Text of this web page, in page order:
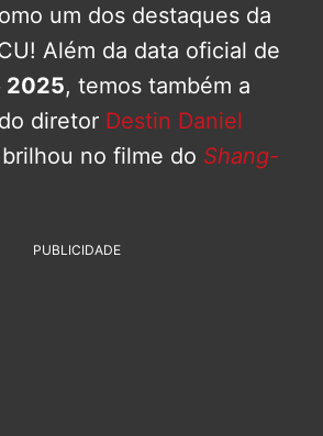
um dos destaques da
Além da data oficial de
2025, temos também a
diretor Destin Daniel
no filme do Shang-
PUBLICIDADE